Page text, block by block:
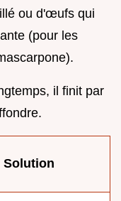
ou d'œufs qui
(pour les
il finit par
Solution